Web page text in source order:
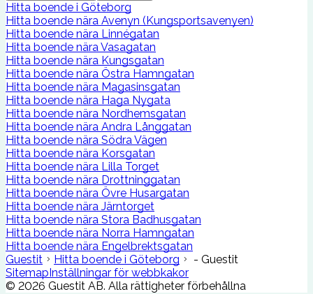
Hitta boende i Göteborg
Hitta boende nära Avenyn (Kungsportsavenyen)
Hitta boende nära Linnégatan
Hitta boende nära Vasagatan
Hitta boende nära Kungsgatan
Hitta boende nära Östra Hamngatan
Hitta boende nära Magasinsgatan
Hitta boende nära Haga Nygata
Hitta boende nära Nordhemsgatan
Hitta boende nära Andra Långgatan
Hitta boende nära Södra Vägen
Hitta boende nära Korsgatan
Hitta boende nära Lilla Torget
Hitta boende nära Drottninggatan
Hitta boende nära Övre Husargatan
Hitta boende nära Järntorget
Hitta boende nära Stora Badhusgatan
Hitta boende nära Norra Hamngatan
Hitta boende nära Engelbrektsgatan
Guestit
Hitta boende i Göteborg
- Guestit
Sitemap Inställningar för webbkakor
© 2026 Guestit AB. Alla rättigheter förbehållna